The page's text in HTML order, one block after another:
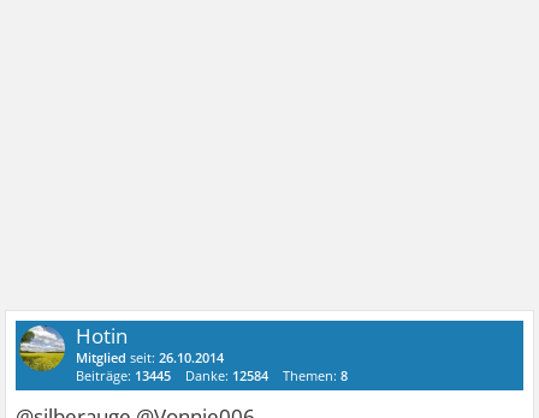
Hotin
Mitglied seit:26.10.2014
Beiträge: 13445 Danke: 12584 Themen:8